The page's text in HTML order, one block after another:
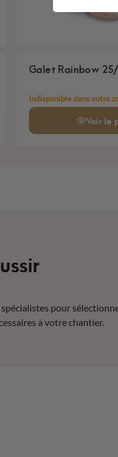
Galet Rainbow
Indisponible dans votre
Voirle
spécialistes pour
à votre chantier.